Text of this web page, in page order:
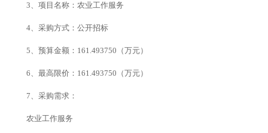
3、项目名称：农业工作服务
4、采购方式：公开招标
5、预算金额：161.493750（万元）
6、最高限价：161.493750（万元）
7、采购需求：
农业工作服务